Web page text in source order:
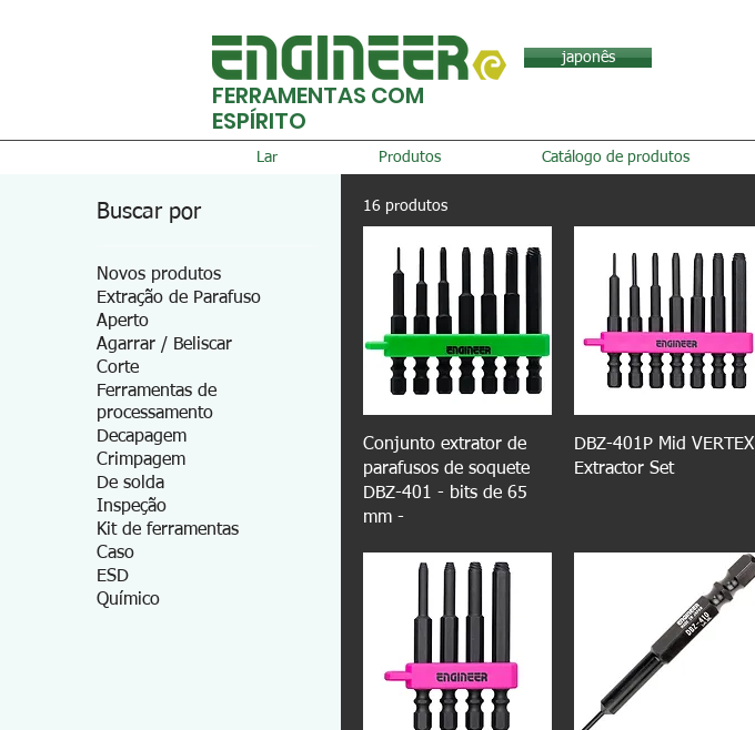
japonês
FERRAMENTAS COM
ESPÍRITO
Lar Produtos Catálogo de produtos
Buscar por
Novos produtos
Extração de Parafuso
Aperto
Agarrar / Beliscar
Corte
Ferramentas de
processamento
Decapagem
Crimpagem
De solda
Inspeção
Kit de ferramentas
Caso
ESD
Químico
16 produtos
Conjunto extrator de
parafusos de soquete
DBZ-401 - bits de 65
mm -
DBZ-401P Mid VERTEX
Extractor Set